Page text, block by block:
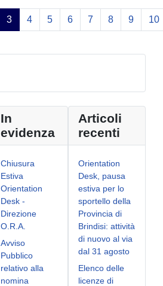
Pagina 3 di 33
3 4 5 6 7 8 9 10
In
evidenza
Chiusura
Estiva
Orientation
Desk -
Direzione
O.R.A.
Avviso
Pubblico
relativo alla
nomina
Articoli
recenti
Orientation
Desk, pausa
estiva per lo
sportello della
Provincia di
Brindisi: attività
di nuovo al via
dal 31 agosto
Elenco delle
licenze di